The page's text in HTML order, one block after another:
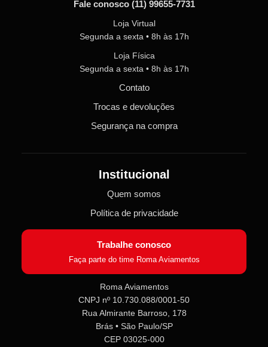
Roma Aviamentos
Online agora
Fale conosco (11) 99655-7731
Loja Virtual
Segunda a sexta • 8h às 17h
Loja Física
Segunda a sexta • 8h às 17h
Contato
Trocas e devoluções
Segurança na compra
Institucional
Quem somos
Política de privacidade
Trabalhe conosco
Faça parte do time Roma Aviamentos
Roma Aviamentos
CNPJ nº 10.730.088/0001-50
Rua Almirante Barroso, 178
Brás • São Paulo/SP
CEP 03025-000